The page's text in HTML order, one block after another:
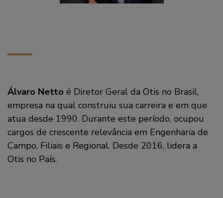
Álvaro Netto é Diretor Geral da Otis no Brasil,
empresa na qual construiu sua carreira e em que
atua desde 1990. Durante este período, ocupou
cargos de crescente relevância em Engenharia de
Campo, Filiais e Regional. Desde 2016, lidera a
Otis no País.